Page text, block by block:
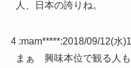
人、日本の誇りね。
4 :mam*****:2018/09/12(水
まぁ 興味本位で観る人